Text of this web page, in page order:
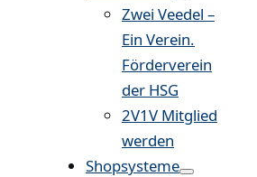
Zwei Veedel –
Ein Verein.
Förderverein
der HSG
2V1V Mitglied
werden
Shopsysteme